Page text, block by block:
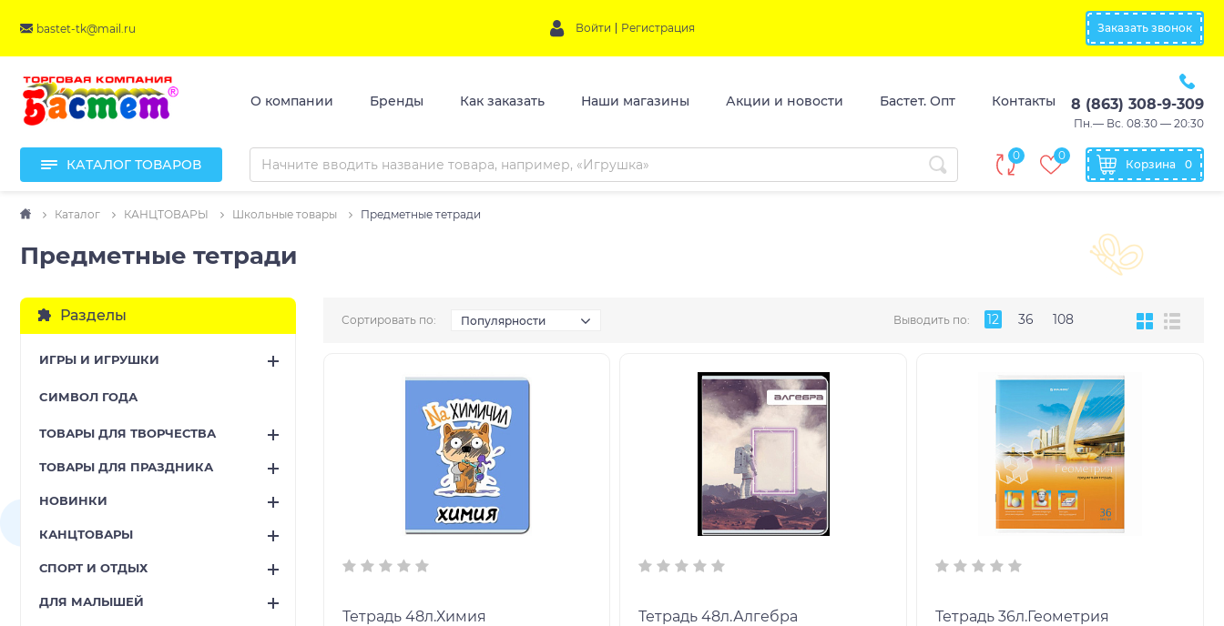
bastet-tk@mail.ru Войти Регистрация Заказать звонок
О компании Бренды Как заказать Наши магазины Акции и новости Бастет. Опт Контакты 8 (863) 308-9-309
Пн.— Вс. 08:30 — 20:30
КАТАЛОГ ТОВАРОВ
0 0
Корзина 0
Каталог КАНЦТОВАРЫ Школьные товары Предметные тетради
Предметные тетради
Разделы
ИГРЫ И ИГРУШКИ
CИМВОЛ ГОДА
ТОВАРЫ ДЛЯ ТВОРЧЕСТВА
ТОВАРЫ ДЛЯ ПРАЗДНИКА
НОВИНКИ
КАНЦТОВАРЫ
СПОРТ И ОТДЫХ
ДЛЯ МАЛЫШЕЙ
Сортировать по: Популярности Выводить по: 12 36 108
Тетрадь 48л.Химия Тетрадь 48л.Алгебра Тетрадь 36л.Геометрия